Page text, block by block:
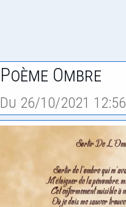
Poème Ombre
Du 26/10/2021 12:56